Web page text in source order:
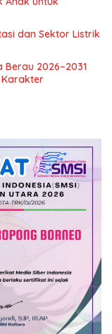
dan Sektor Listrik
2026–2031
Karakter